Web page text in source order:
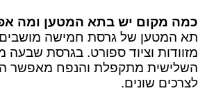
כמה מקום יש בתא המטען ומה
תא המטען של גרסת חמישה
מזוודות וציוד ספורט. בגרסת שבעה
השלישית מתקפלת והנפח מאפשר
לצרכים שונים.